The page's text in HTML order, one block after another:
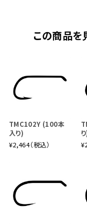
いいただくのもお勧め
ユーフレックス
狭い渓でも、思い通
木々が覆い、キャスト
それがショートグラス
3-4は、近距離でも狙
ほどのキャストも十
も活躍するでしょう。
のやり取りのすべてが
この商品を
TMC102Y (100本
入り)
¥2,464（税込）